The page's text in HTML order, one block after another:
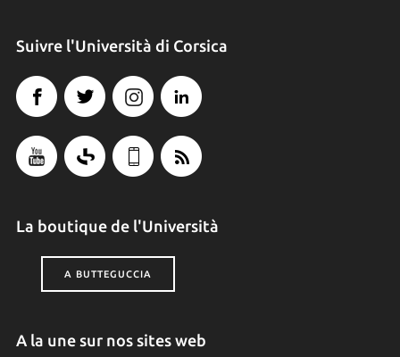
Suivre l'Università di Corsica
La boutique de l'Università
A BUTTEGUCCIA
A la une sur nos sites web